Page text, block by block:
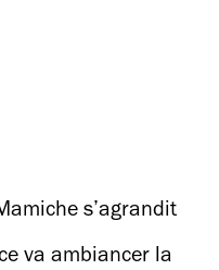
s’agrandit
va ambiancer la